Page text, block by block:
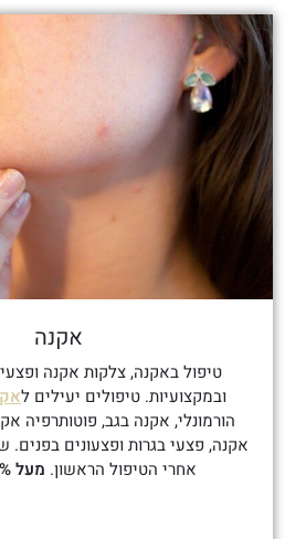
אקנה
טיפול באקנה, צלקות אקנה
ובמקצועיות. טיפולים יעילים ל
הורמונלי, אקנה בגב, פוטותרפיה
אקנה, פצעי בגרות ופצעונים
אחרי הטיפול הראשון. מעל 90% הצלחה!